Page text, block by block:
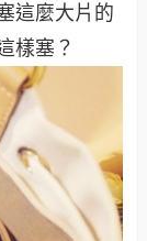
這麼大片的
樣塞？